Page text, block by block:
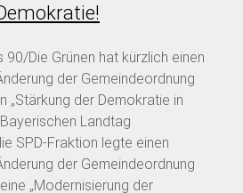
90/Die Grünen hat kürzlich einen
der Gemeindeordnung
„Stärkung der Demokratie in
Landtag
SPD-Fraktion legte einen
der Gemeindeordnung
„Modernisierung der